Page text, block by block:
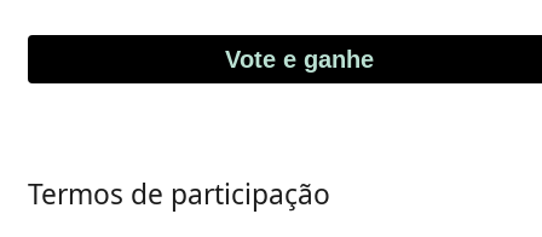
Vote e ganhe
Termos de participação